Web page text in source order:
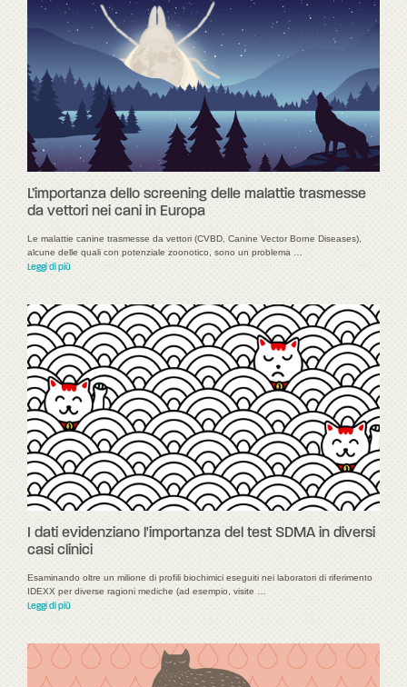
L’importanza dello screening delle malattie trasmesse
da vettori nei cani in Europa
Le malattie canine trasmesse da vettori (CVBD, Canine Vector Borne Diseases),
alcune delle quali con potenziale zoonotico, sono un problema …
Leggi di più
I dati evidenziano l'importanza del test SDMA in diversi
casi clinici
Esaminando oltre un milione di profili biochimici eseguiti nei laboratori di riferimento
IDEXX per diverse ragioni mediche (ad esempio, visite …
Leggi di più